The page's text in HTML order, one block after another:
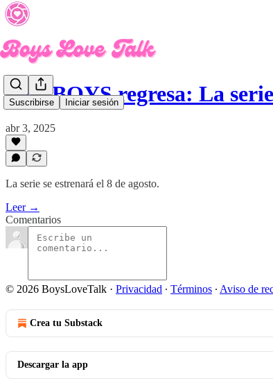
Suscribirse Iniciar sesión
GELBOYS regresa: La
abr 3, 2025
La serie se estrenará el 8 de agosto.
Leer →
Comentarios
© 2026 BoysLoveTalk · Privacidad ∙ Términos ∙ Aviso de
Crea tu Substack
Descargar la app